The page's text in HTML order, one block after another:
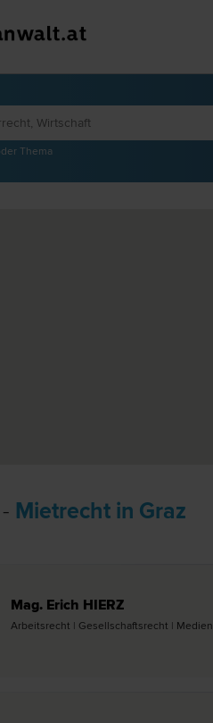
Thema
Mietrecht in Graz
Mag. Erich HIERZ
Arbeits­recht | Gesellschafts­recht |